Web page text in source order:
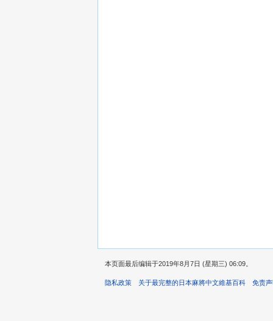
本页面最后编辑于2019年8月7日 (星期三) 06:09。
隐私政策 关于最完整的日本麻將中文維基百科 免责